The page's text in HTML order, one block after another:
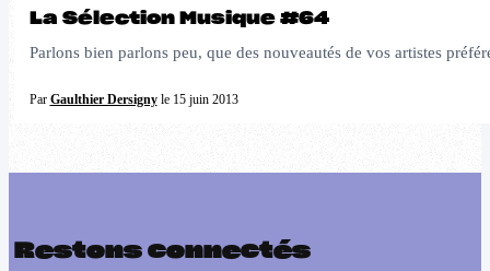
La Sélection Musique #64
Parlons bien parlons peu, que des nouveautés de vos artistes
Par Gaulthier Dersignyle 15 juin 2013
Restons connectés